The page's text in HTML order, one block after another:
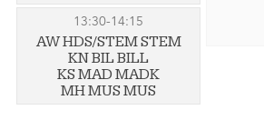
13:30-14:15
AW HDS/STEM STEM
KN BIL BILL
KS MAD MADK
MH MUS MUS